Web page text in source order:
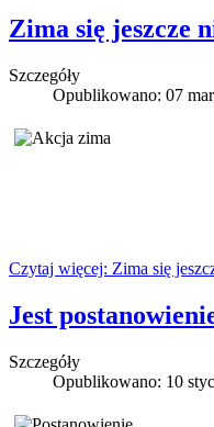
Zima się jeszcze
Szczegóły
Opublikowano: 07
Czytaj więcej: Zima się
Jest
Szczegóły
Opublikowano: 10